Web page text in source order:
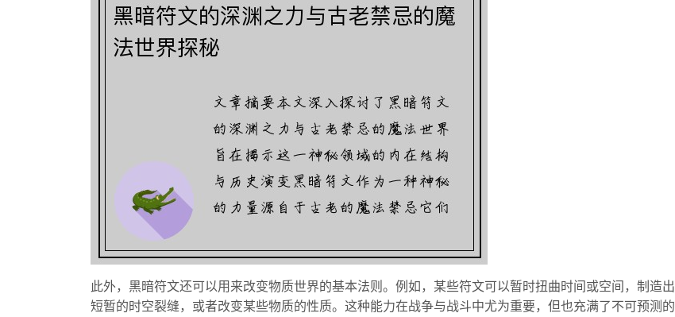
此外，黑暗符文还可以用来改变物质世界的基本法则。例如，某些符文可以暂时扭曲时间或空间，制造出
短暂的时空裂缝，或者改变某些物质的性质。这种能力在战争与战斗中尤为重要，但也充满了不可预测的